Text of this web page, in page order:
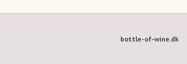
bottle-of-wine.dk